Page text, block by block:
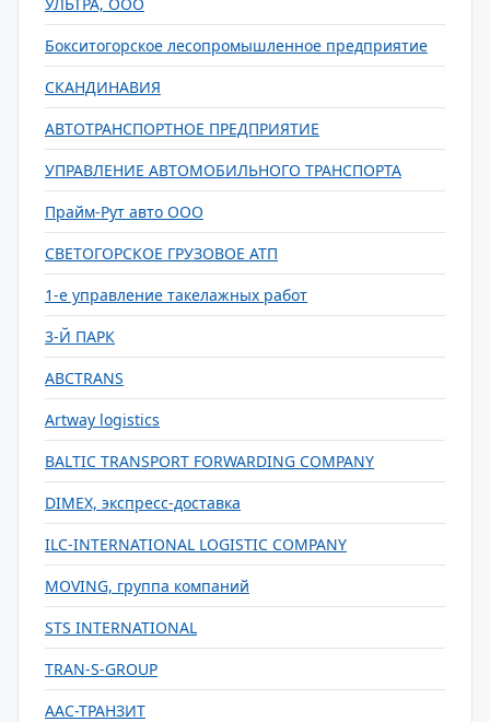
Бокситогорское лесопромышленное предприятие
СКАНДИНАВИЯ
АВТОТРАНСПОРТНОЕ ПРЕДПРИЯТИЕ
УПРАВЛЕНИЕ АВТОМОБИЛЬНОГО ТРАНСПОРТА
Прайм-Рут авто ООО
СВЕТОГОРСКОЕ ГРУЗОВОЕ АТП
1-е управление такелажных работ
3-Й ПАРК
ABCTRANS
Artway logistics
BALTIC TRANSPORT FORWARDING COMPANY
DIMEX, экспресс-доставка
ILC-INTERNATIONAL LOGISTIC COMPANY
MOVING, группа компаний
STS INTERNATIONAL
TRAN-S-GROUP
ААС-ТРАНЗИТ